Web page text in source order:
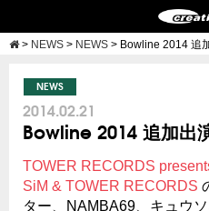
> NEWS > NEWS > Bowline 2014 追
NEWS
2014.02.21
Bowline 2014 追加出
TOWER RECORDS
SiM & TOWER RECORDS
ター、NAMBA69、キュウ